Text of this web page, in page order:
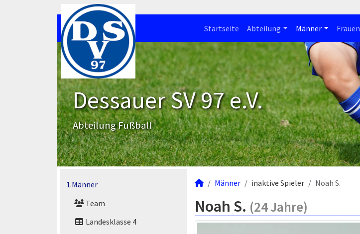
Startseite Abteilung Männer Frauen
Dessauer SV 97 e.V.
Abteilung Fußball
1.Männer
Team
Landesklasse 4
Männer inaktive Spieler Noah S.
Noah S. (24 Jahre)